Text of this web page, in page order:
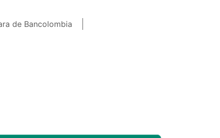
de Bancolombia